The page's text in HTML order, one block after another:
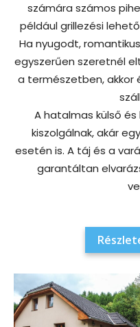
számára számos
például grillezési
Ha nyugodt,
egyszerűen szeretnél
a természetben,
A hatalmas külső
kiszolgálnak, akár
esetén is. A táj és a
garantáltan